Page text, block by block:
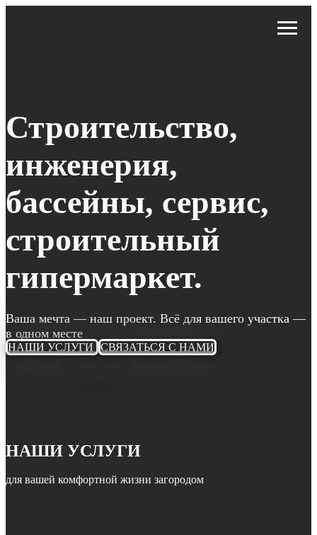
Строительство,
инженерия,
бассейны, сервис,
строительный
гипермаркет.
Ваша мечта — наш проект. Всё для вашего участка —
в одном месте
НАШИ УСЛУГИ СВЯЗАТЬСЯ С НАМИ
НАШИ УСЛУГИ
для вашей комфортной жизни загородом